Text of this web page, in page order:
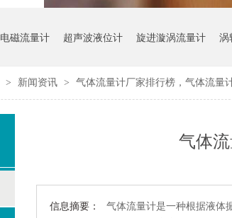
电磁流量计 超声波液位计 旋进漩涡流量计 涡
> 新闻资讯 > 气体流量计厂家排行榜，气体流量
气体
信息摘要：
气体流量计是一种根据液体